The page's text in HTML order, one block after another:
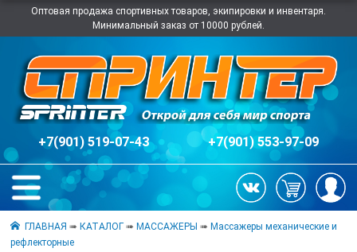
Оптовая продажа спортивных товаров, экипировки и инвентаря.
Минимальный заказ от 10000 рублей.
+7(901) 519-07-43 +7(901) 553-97-09
ГЛАВНАЯ ➠КАТАЛОГ ➠МАССАЖЕРЫ ➠Массажеры механические и
рефлекторные